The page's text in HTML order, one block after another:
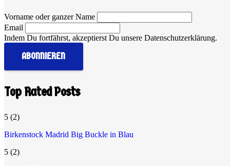
Vorname oder ganzer Name
Email
Indem Du fortfährst, akzeptierst Du unsere Datenschutzerklärung.
Top Rated Posts
5 (2)
Birkenstock Madrid Big Buckle in Blau
5 (2)